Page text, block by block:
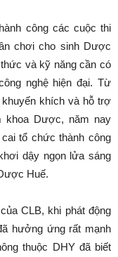
công các cuộc thi
chơi cho sinh Dược
và kỹ năng cần có
nghệ hiện đại. Từ
khích và hỗ trợ
khoa Dược, năm nay
tổ chức thành công
dậy ngọn lửa sáng
Huế.
CLB, khi phát động
hưởng ứng rất mạnh
thuộc DHY đã biết